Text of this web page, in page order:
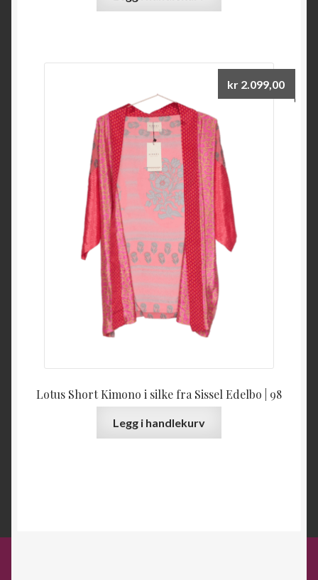
Lotus Short Kimono i silke fra Sissel Edelbo | 98
kr 2.099,00
Legg i handlekurv